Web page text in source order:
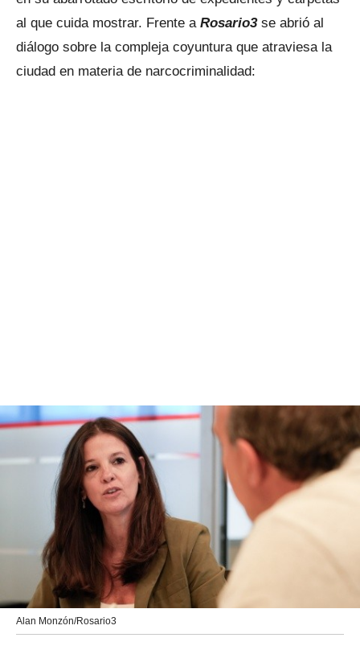
al que cuida mostrar. Frente a Rosario3se abrió al
diálogo sobre la compleja coyuntura que atraviesa la
ciudad en materia de narcocriminalidad:
Alan Monzón/Rosario3